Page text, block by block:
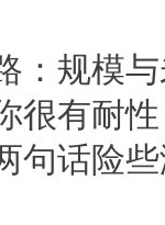
：规模
很有耐
句话险